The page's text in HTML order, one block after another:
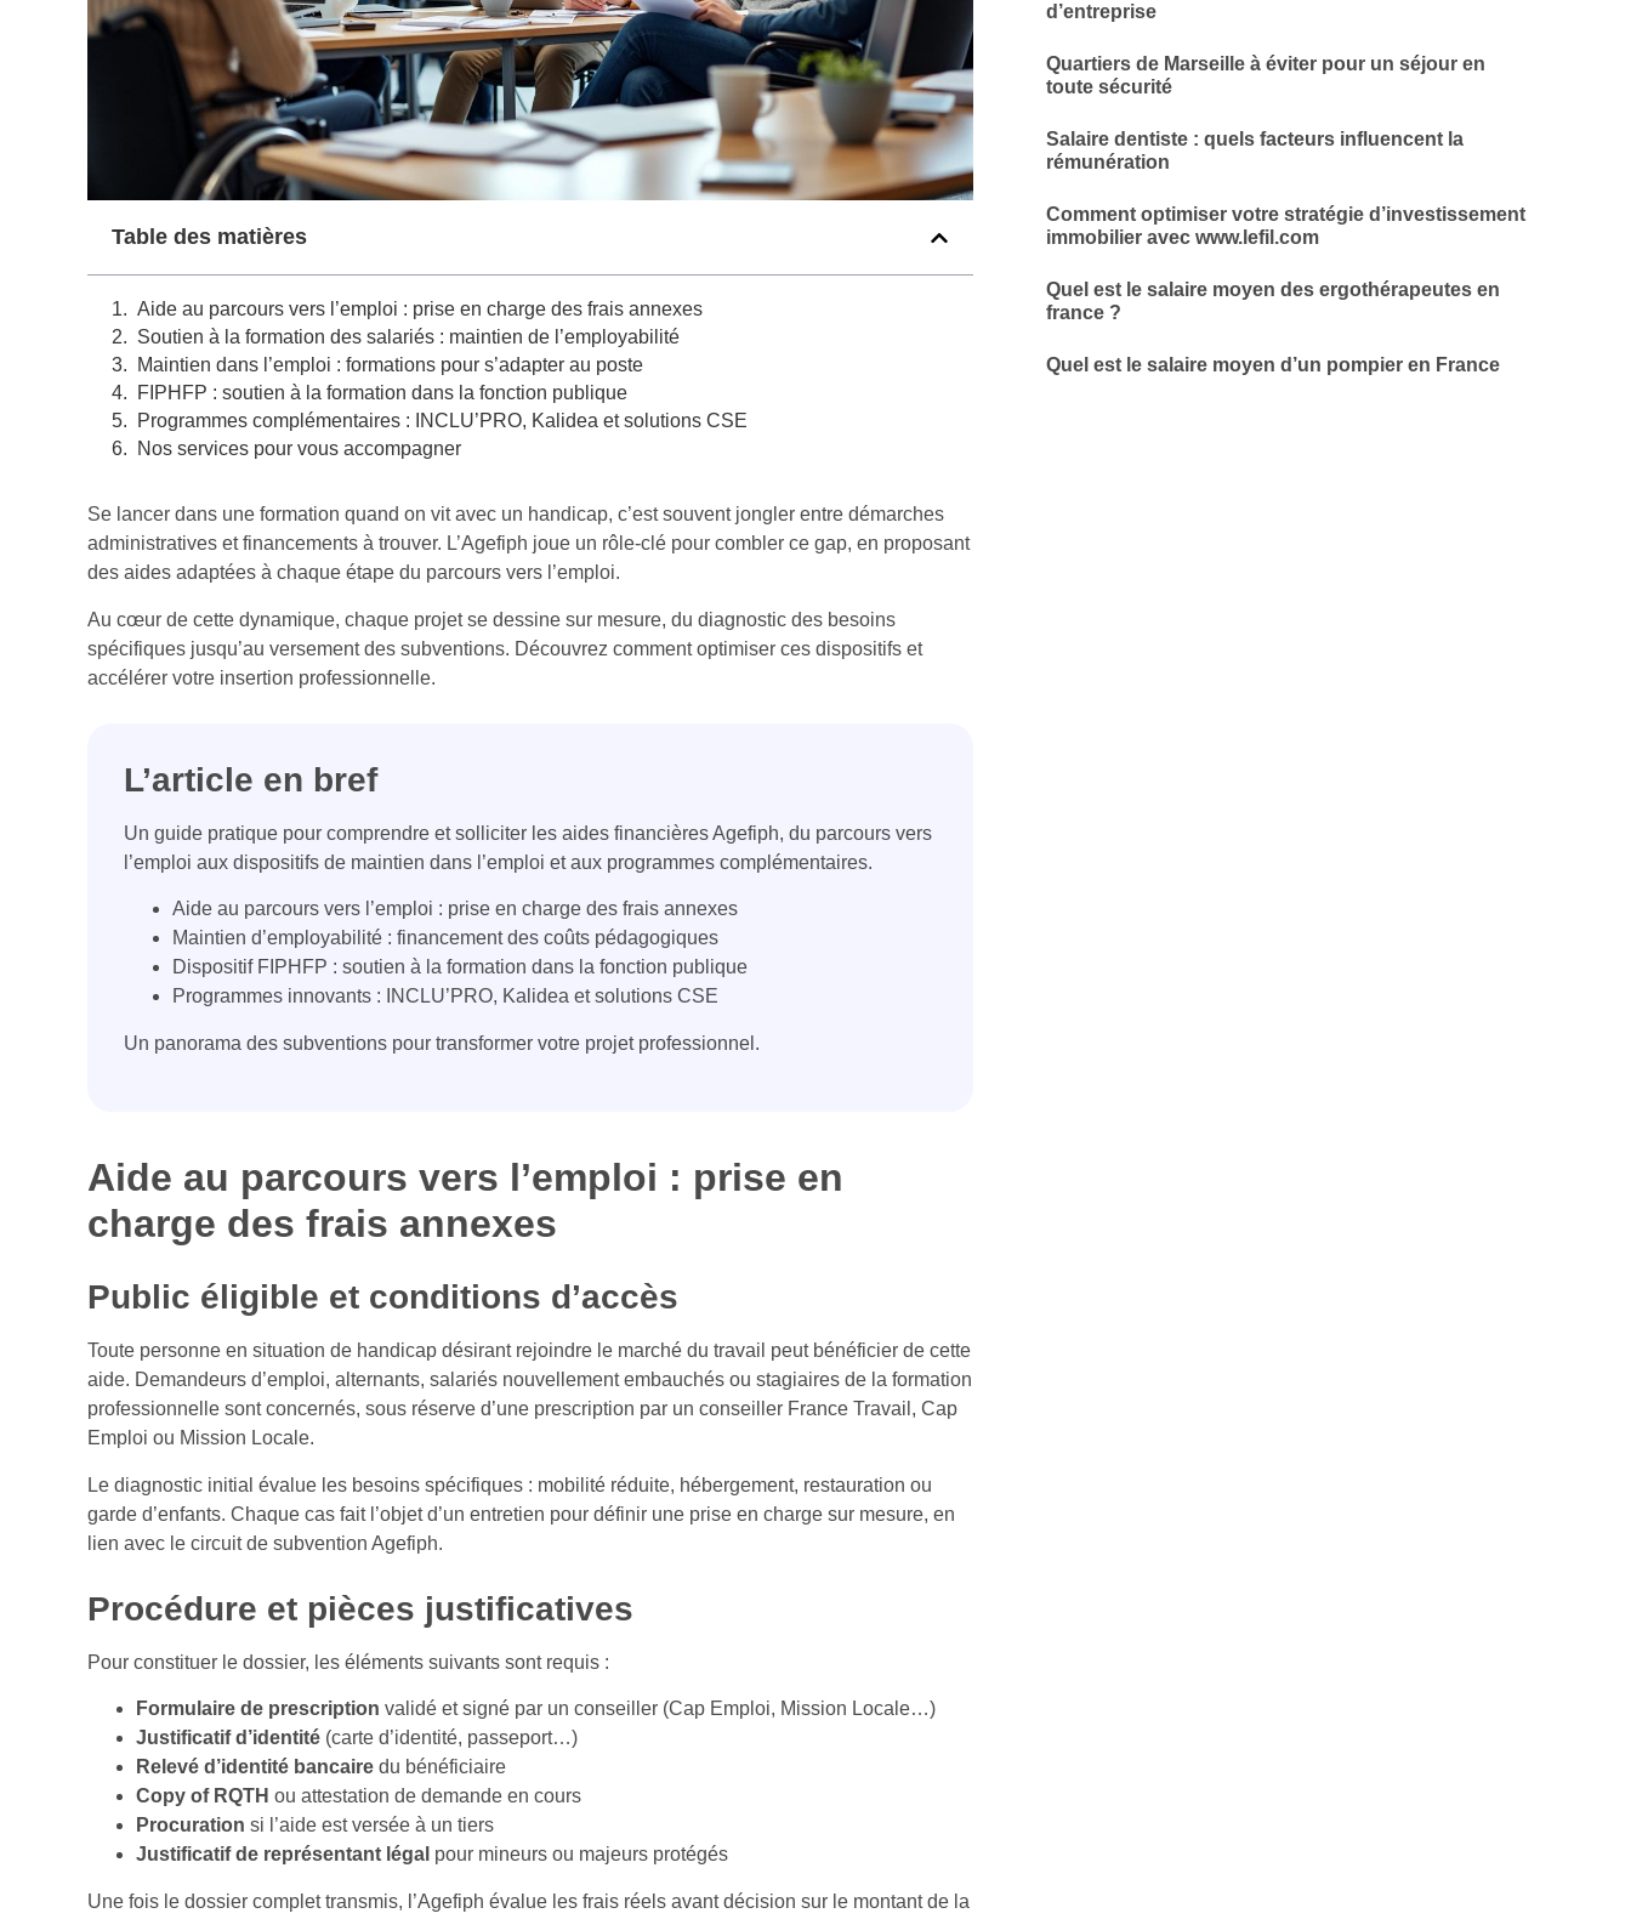
Table des matières
Aide au parcours vers l’emploi : prise en charge des frais annexes
Soutien à la formation des salariés : maintien de l’employabilité
Maintien dans l’emploi : formations pour s’adapter au poste
FIPHFP : soutien à la formation dans la fonction publique
Programmes complémentaires : INCLU’PRO, Kalidea et solutions CSE
Nos services pour vous accompagner
Se lancer dans une formation quand on vit avec un handicap, c’est souvent jongler entre démarches
administratives et financements à trouver. L’Agefiph joue un rôle-clé pour combler ce gap, en proposant
des aides adaptées à chaque étape du parcours vers l’emploi.
Au cœur de cette dynamique, chaque projet se dessine sur mesure, du diagnostic des besoins
spécifiques jusqu’au versement des subventions. Découvrez comment optimiser ces dispositifs et
accélérer votre insertion professionnelle.
L’article en bref
Un guide pratique pour comprendre et solliciter les aides financières Agefiph, du parcours vers
l’emploi aux dispositifs de maintien dans l’emploi et aux programmes complémentaires.
Aide au parcours vers l’emploi : prise en charge des frais annexes
Maintien d’employabilité : financement des coûts pédagogiques
Dispositif FIPHFP : soutien à la formation dans la fonction publique
Programmes innovants : INCLU’PRO, Kalidea et solutions CSE
Un panorama des subventions pour transformer votre projet professionnel.
Aide au parcours vers l’emploi : prise en
charge des frais annexes
Public éligible et conditions d’accès
Toute personne en situation de handicap désirant rejoindre le marché du travail peut bénéficier de cette
aide. Demandeurs d’emploi, alternants, salariés nouvellement embauchés ou stagiaires de la formation
professionnelle sont concernés, sous réserve d’une prescription par un conseiller France Travail, Cap
Emploi ou Mission Locale.
Le diagnostic initial évalue les besoins spécifiques : mobilité réduite, hébergement, restauration ou
garde d’enfants. Chaque cas fait l’objet d’un entretien pour définir une prise en charge sur mesure, en
lien avec le circuit de subvention Agefiph.
Procédure et pièces justificatives
Pour constituer le dossier, les éléments suivants sont requis :
Formulaire de prescription validé et signé par un conseiller (Cap Emploi, Mission Locale…)
Justificatif d’identité (carte d’identité, passeport…)
Relevé d’identité bancaire du bénéficiaire
Copy of RQTH ou attestation de demande en cours
Procuration si l’aide est versée à un tiers
Justificatif de représentant légal pour mineurs ou majeurs protégés
Une fois le dossier complet transmis, l’Agefiph évalue les frais réels avant décision sur le montant de la
d’entreprise
Quartiers de Marseille à éviter pour un séjour en
toute sécurité
Salaire dentiste : quels facteurs influencent la
rémunération
Comment optimiser votre stratégie d’investissement
immobilier avec www.lefil.com
Quel est le salaire moyen des ergothérapeutes en
france ?
Quel est le salaire moyen d’un pompier en France